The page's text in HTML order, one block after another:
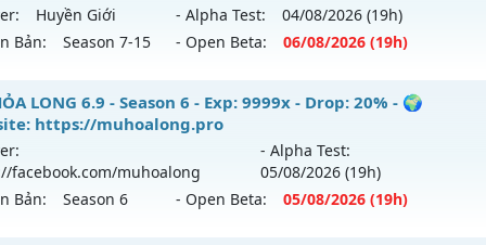
Huyền Giới - Alpha Test: 04/08/2026 (19h)
Bản:
Season 7-15 - Open Beta: 06/08/2026 (19h)
Giới - Siêng Năng Làm Nên Tất Cả
mới ra tháng 08 2026 - Mở máy chủ
Huyền Giới
9999x - Drop: 999%
LONG 6.9 - Season 6 - Exp: 9999x - Drop: 20% - 🌍
https://muhoalong.pro
facebook.com/muhoalong
- Alpha Test:
05/08/2026 (19h)
Bản:
Season 6 - Open Beta: 05/08/2026 (19h)